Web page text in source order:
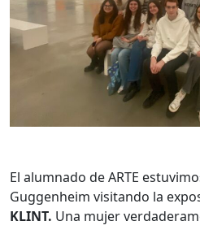
El alumnado de ARTE
Guggenheim visitando la
KLINT. Una mujer